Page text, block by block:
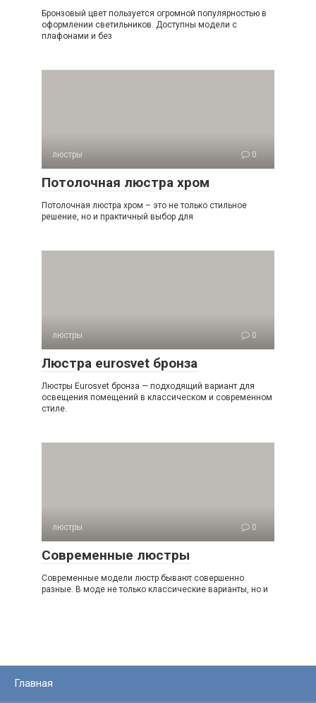
Бронзовый цвет пользуется огромной популярностью в
оформлении светильников. Доступны модели с
плафонами и без
люстры 0
Потолочная люстра хром
Потолочная люстра хром – это не только стильное
решение, но и практичный выбор для
люстры 0
Люстра eurosvet бронза
Люстры Eurosvet бронза — подходящий вариант для
освещения помещений в классическом и современном
стиле.
люстры 0
Современные люстры
Современные модели люстр бывают совершенно
разные. В моде не только классические варианты, но и
Главная